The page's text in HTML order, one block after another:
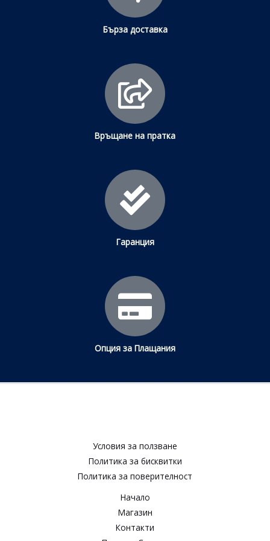
Бърза доставка
Връщане на пратка
Гаранция
Опция за Плащания
Условия за ползване​
Политика за бисквитки​
Политика за поверителност​
Начало
Магазин
Контакти